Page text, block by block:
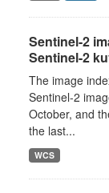
Sentinel-2
Sentinel-2
The image
Sentinel-2
October, and
the last...
WCS